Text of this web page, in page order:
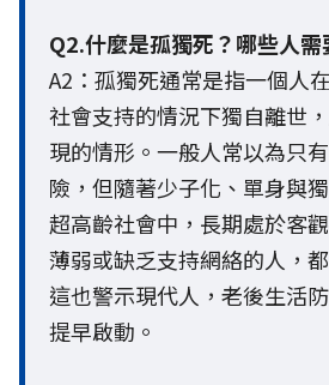
Q2.什麼是孤獨死？哪些人需
A2：孤獨死通常是指一個人
社會支持的情況下獨自離世
現的情形。一般人常以為只
險，但隨著少子化、單身與
超高齡社會中，長期處於客
薄弱或缺乏支持網絡的人，
這也警示現代人，老後生活
提早啟動。